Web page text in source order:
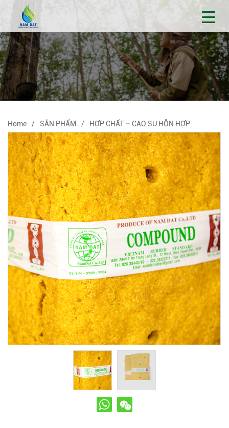
Home SẢN PHẨM HỢP CHẤT – CAO SU HỖN HỢP